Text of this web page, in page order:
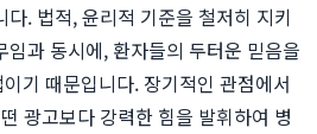
다. 법적, 윤리적 기준을 철저히 지키
과 동시에, 환자들의 두터운 믿음을
기 때문입니다. 장기적인 관점에서
광고보다 강력한 힘을 발휘하여 병